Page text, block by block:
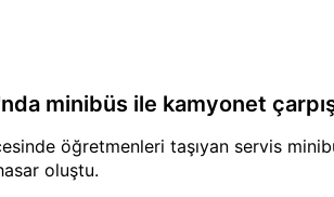
minibüs ile kamyonet
öğretmenleri taşıyan servis
oluştu.